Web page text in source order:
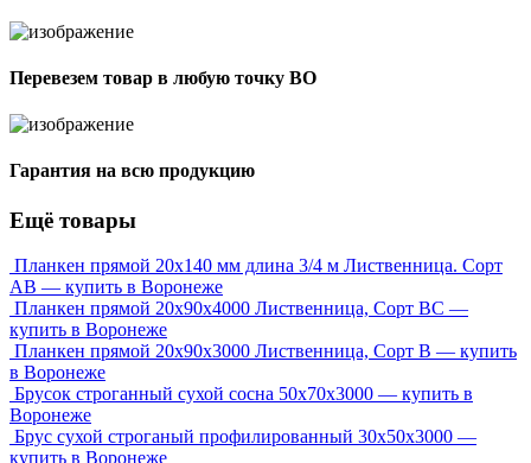
Перевезем товар в любую точку ВО
Гарантия на всю продукцию
Ещё товары
Планкен прямой 20х140 мм длина 3/4 м Лиственница. Сорт
АВ — купить в Воронеже
Планкен прямой 20х90х4000 Лиственница, Сорт ВС —
купить в Воронеже
Планкен прямой 20х90х3000 Лиственница, Сорт В — купить
в Воронеже
Брусок строганный сухой сосна 50x70x3000 — купить в
Воронеже
Брус сухой строганый профилированный 30х50х3000 —
купить в Воронеже